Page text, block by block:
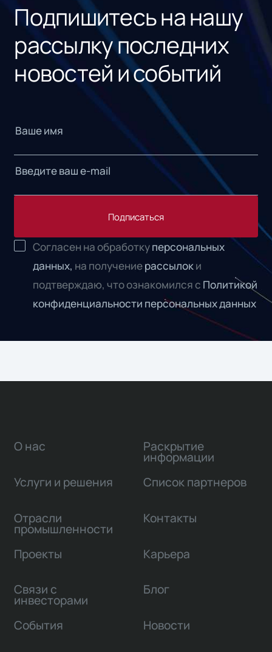
Подпишитесь на нашу
рассылку последних
новостей и событий
Подписаться
Согласен на обработкуперсональных
данных, на получениерассылоки
подтверждаю, что ознакомился с Политикой
конфиденциальности персональных данных
О нас
Услуги и решения
Отрасли
промышленности
Проекты
Связи с
инвесторами
Раскрытие
информации
Список партнеров
Контакты
Карьера
Блог
События Новости